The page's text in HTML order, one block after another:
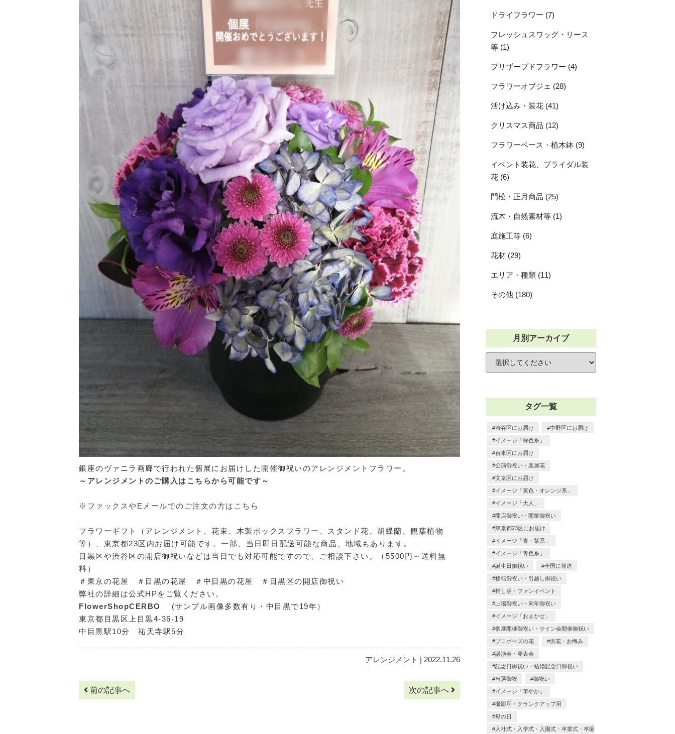
銀座のヴァニラ画廊で行われた個展にお届けした開催御祝いのアレンジメントフラワー。
～アレンジメントのご購入はこちらから可能です～
※ファックスやEメールでのご注文の方はこちら
フラワーギフト（アレンジメント、花束、木製ボックスフラワー、スタンド花、胡蝶蘭、観葉植物
等）、東京都23区内お届け可能です。一部、当日即日配送可能な商品、地域もあります。
目黒区や渋谷区の開店御祝いなどは当日でも対応可能ですので、ご相談下さい。（5500円～送料無
料）
＃東京の花屋 ＃目黒の花屋 ＃中目黒の花屋 ＃目黒区の開店御祝い
弊社の詳細は公式HPをご覧ください。
FlowerShopCERBO
(サンプル画像多数有り・中目黒で19年）
東京都目黒区上目黒4-36-19
中目黒駅10分 祐天寺駅5分
アレンジメント | 2022.11.26
前の記事へ 次の記事へ
ドライフラワー (7)
フレッシュスワッグ・リース
等 (1)
プリザーブドフラワー (4)
フラワーオブジェ (28)
活け込み・装花 (41)
クリスマス商品 (12)
フラワーベース・植木鉢 (9)
イベント装花、ブライダル装
花 (6)
門松・正月商品 (25)
流木・自然素材等 (1)
庭施工等 (6)
花材 (29)
エリア・種類 (11)
その他 (180)
月別アーカイブ
タグ一覧
渋谷区にお届け 中野区にお届け
イメージ「緑色系」
台東区にお届け
公演御祝い・楽屋花
文京区にお届け
イメージ「黄色・オレンジ系」
イメージ「大人」
開店御祝い・開業御祝い
東京都23区にお届け
イメージ「青・紫系」
イメージ「青色系」
誕生日御祝い 全国に発送
移転御祝い・引越し御祝い
推し活・ファンイベント
上場御祝い・周年御祝い
イメージ「おまかせ」
個展開催御祝い・サイン会開催御祝い
プロポーズの花 供花・お悔み
講演会・発表会
記念日御祝い・結婚記念日御祝い
当選御祝 御祝い
イメージ「華やか」
撮影用・クランクアップ用
母の日
入社式・入学式・入園式・卒業式・卒園